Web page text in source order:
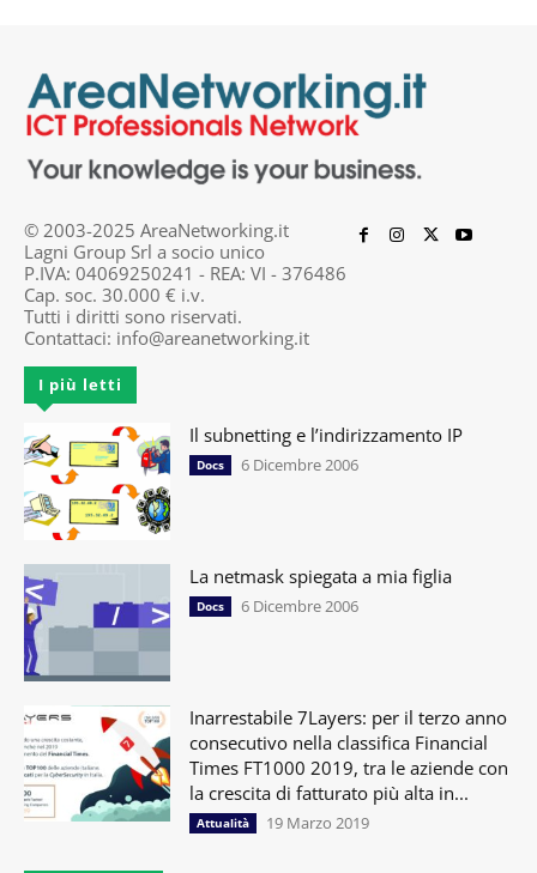
© 2003-2025 AreaNetworking.it
Lagni Group Srl a socio unico
P.IVA: 04069250241 - REA: VI - 376486
Cap. soc. 30.000 € i.v.
Tutti i diritti sono riservati.
Contattaci: info@areanetworking.it
I più letti
Il subnetting e l’indirizzamento IP
Docs 6 Dicembre 2006
La netmask spiegata a mia figlia
Docs 6 Dicembre 2006
Inarrestabile 7Layers: per il terzo anno
consecutivo nella classifica Financial
Times FT1000 2019, tra le aziende con
la crescita di fatturato più alta in...
Attualità 19 Marzo 2019